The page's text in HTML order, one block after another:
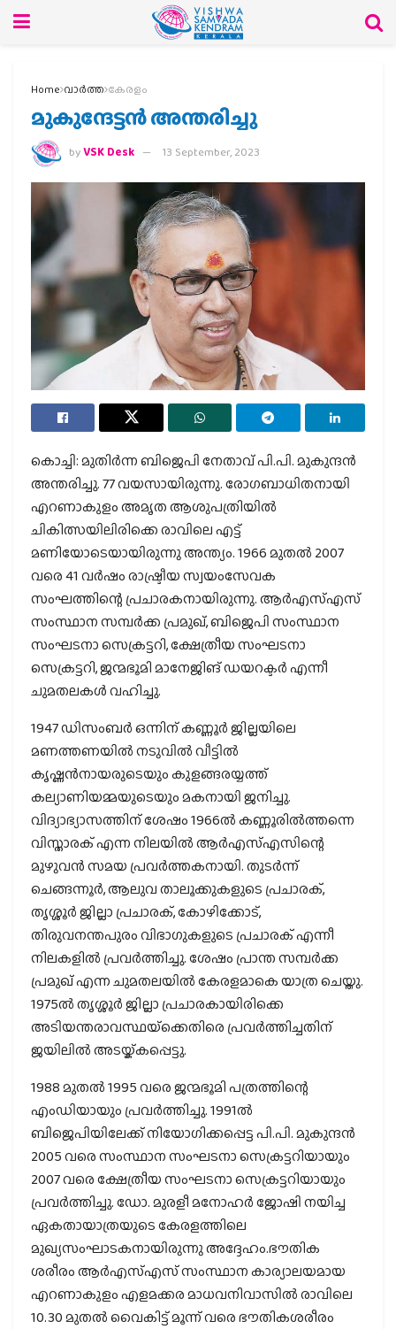
Home വാര്‍ത്ത കേരളം
മുകുന്ദേട്ടൻ അന്തരിച്ചു
byVSK Desk 13 September, 2023
കൊച്ചി: മുതിര്‍ന്ന ബിജെപി നേതാവ് പി.പി. മുകുന്ദന്‍
അന്തരിച്ചു. 77 വയസായിരുന്നു. രോഗബാധിതനായി
എറണാകുളം അമൃത ആശുപത്രിയില്‍
ചികിത്സയിലിരിക്കെ രാവിലെ എട്ട്
മണിയോടെയായിരുന്നു അന്ത്യം. 1966 മുതല്‍ 2007
വരെ 41 വര്‍ഷം രാഷ്ട്രീയ സ്വയംസേവക
സംഘത്തിന്റെ പ്രചാരകനായിരുന്നു. ആര്‍എസ്എസ്
സംസ്ഥാന സമ്പര്‍ക്ക പ്രമുഖ്, ബിജെപി സംസ്ഥാന
സംഘടനാ സെക്രട്ടറി, ക്ഷേത്രീയ സംഘടനാ
സെക്രട്ടറി, ജന്മഭൂമി മാനേജിങ് ഡയറക്ടര്‍ എന്നീ
ചുമതലകള്‍ വഹിച്ചു.
1947 ഡിസംബര്‍ ഒന്നിന് കണ്ണൂര്‍ ജില്ലയിലെ
മണത്തണയില്‍ നടുവില്‍ വീട്ടില്‍
കൃഷ്ണന്‍നായരുടെയും കുളങ്ങരയ്യത്ത്
കല്യാണിയമ്മയുടെയും മകനായി ജനിച്ചു.
വിദ്യാഭ്യാസത്തിന് ശേഷം 1966ല്‍ കണ്ണൂരില്‍ത്തന്നെ
വിസ്താരക് എന്ന നിലയില്‍ ആര്‍എസ്എസിന്റെ
മുഴുവന്‍ സമയ പ്രവര്‍ത്തകനായി. തുടര്‍ന്ന്
ചെങ്ങന്നൂര്‍, ആലുവ താലൂക്കുകളുടെ പ്രചാരക്,
തൃശ്ശൂര്‍ ജില്ലാ പ്രചാരക്, കോഴിക്കോട്,
തിരുവനന്തപുരം വിഭാഗുകളുടെ പ്രചാരക് എന്നീ
നിലകളില്‍ പ്രവര്‍ത്തിച്ചു. ശേഷം പ്രാന്ത സമ്പര്‍ക്ക
പ്രമുഖ് എന്ന ചുമതലയില്‍ കേരളമാകെ യാത്ര ചെയ്തു.
1975ല്‍ തൃശ്ശൂര്‍ ജില്ലാ പ്രചാരകായിരിക്കെ
അടിയന്തരാവസ്ഥയ്‌ക്കെതിരെ പ്രവര്‍ത്തിച്ചതിന്
ജയിലില്‍ അടയ്ക്കപ്പെട്ടു.
1988 മുതല്‍ 1995 വരെ ജന്മഭൂമി പത്രത്തിന്റെ
എംഡിയായും പ്രവര്‍ത്തിച്ചു. 1991ല്‍
ബിജെപിയിലേക്ക് നിയോഗിക്കപ്പെട്ട പി.പി. മുകുന്ദന്‍
2005 വരെ സംസ്ഥാന സംഘടനാ സെക്രട്ടറിയായും
2007 വരെ ക്ഷേത്രീയ സംഘടനാ സെക്രട്ടറിയായും
പ്രവര്‍ത്തിച്ചു. ഡോ. മുരളീ മനോഹര്‍ ജോഷി നയിച്ച
ഏകതായാത്രയുടെ കേരളത്തിലെ
മുഖ്യസംഘാടകനായിരുന്നു അദ്ദേഹം.ഭൗതിക
ശരീരം ആര്‍എസ്എസ് സംസ്ഥാന കാര്യാലയമായ
എറണാകുളം എളമക്കര മാധവനിവാസില്‍ രാവിലെ
10.30 മുതൽ വൈകിട്ട് മൂന്ന് വരെ ഭൗതികശരീരം